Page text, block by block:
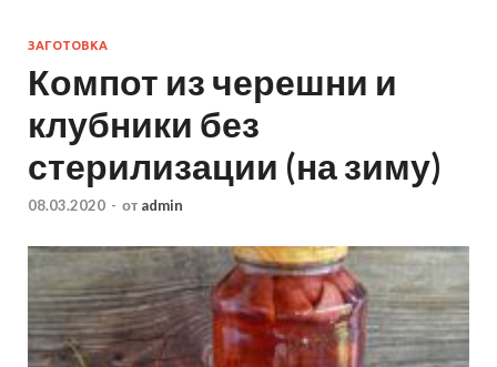
ЗАГОТОВКА
Компот из черешни и
клубники без
стерилизации (на зиму)
08.03.2020 - от admin